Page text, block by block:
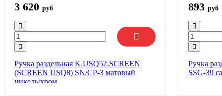
3 620 руб
Ручка раздельная K.USQ52.SCREEN
(SCREEN USQ8) SN/CP-3 матовый
никель/хром
893 руб
Ручка
SSG-39